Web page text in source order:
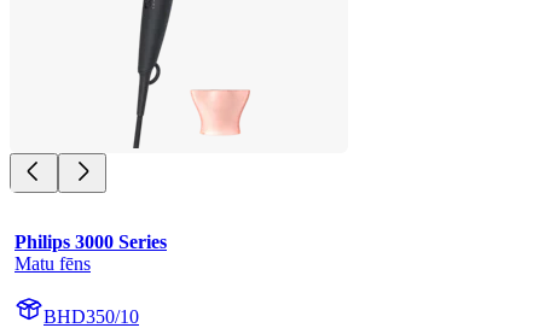
Philips 3000 Series
Matu fēns
BHD350/10